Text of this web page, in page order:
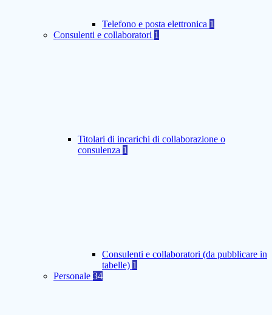
Telefono e posta elettronica 1
Consulenti e collaboratori 1
Titolari di incarichi di collaborazione o
consulenza 1
Consulenti e collaboratori (da pubblicare in
tabelle) 1
Personale 34